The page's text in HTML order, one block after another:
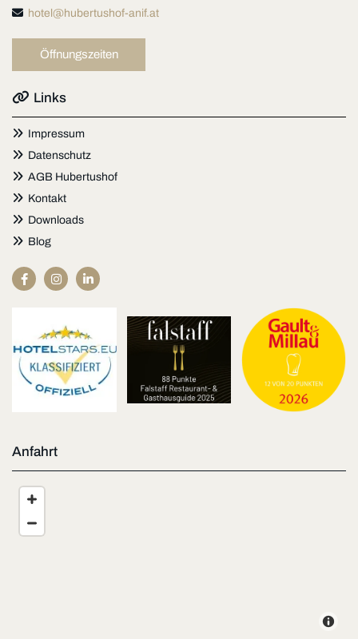
 hotel@hubertushof-anif.at
Öffnungszeiten
 Links
 Impressum
 Datenschutz
 AGB Hubertushof
 Kontakt
 Downloads
 Blog
Anfahrt